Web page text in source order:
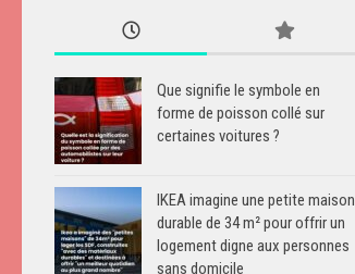
Que signifie le symbole en
forme de poisson collé sur
certaines voitures ?
IKEA imagine une petite maison
durable de 34 m² pour offrir un
logement digne aux personnes
sans domicile